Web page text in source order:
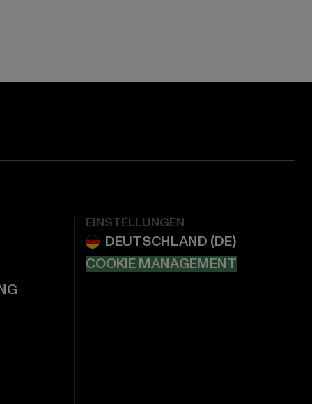
EINSTELLUNGEN
COOKIE MANAGEMENT